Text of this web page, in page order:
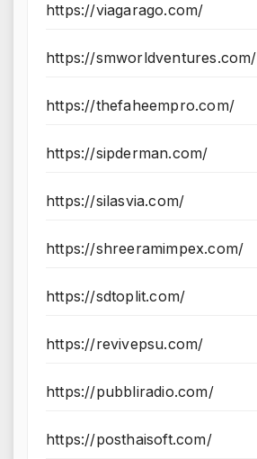
https://viagarago.com/
https://smworldventures.com/
https://thefaheempro.com/
https://sipderman.com/
https://silasvia.com/
https://shreeramimpex.com/
https://sdtoplit.com/
https://revivepsu.com/
https://pubbliradio.com/
https://posthaisoft.com/